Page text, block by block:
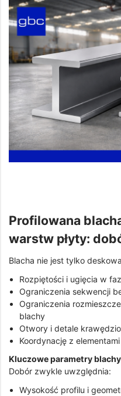
Profilowana
warstw płyty:
Blacha nie jest tylko
Rozpiętości i ugięcia w
Ograniczenia sekwencji
Ograniczenia
blachy
Otwory i detale
Koordynację z
Kluczowe parametry blachy
Dobór zwykle uwzględnia:
Wysokość profilu i